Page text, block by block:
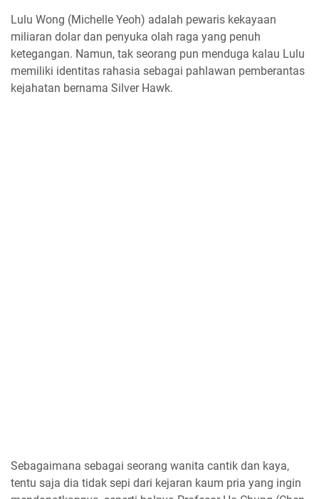
Lulu Wong (Michelle Yeoh) adalah pewaris kekayaan
miliaran dolar dan penyuka olah raga yang penuh
ketegangan. Namun, tak seorang pun menduga kalau Lulu
memiliki identitas rahasia sebagai pahlawan pemberantas
kejahatan bernama Silver Hawk.
Sebagaimana sebagai seorang wanita cantik dan kaya,
tentu saja dia tidak sepi dari kejaran kaum pria yang ingin